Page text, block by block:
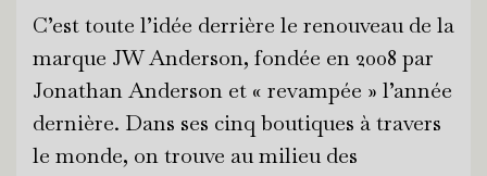
C’est toute l’idée derrière le renouveau de la
marque JW Anderson, fondée en 2008 par
Jonathan Anderson et « revampée » l’année
dernière. Dans ses cinq boutiques à travers
le monde, on trouve au milieu des